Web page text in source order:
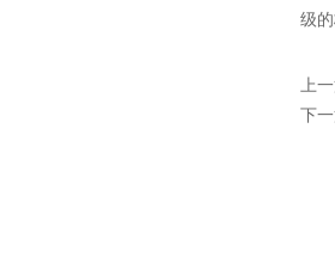
级
上一
下一